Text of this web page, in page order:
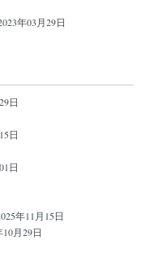
年03月29日
日
日
日
年11月15日
10月29日